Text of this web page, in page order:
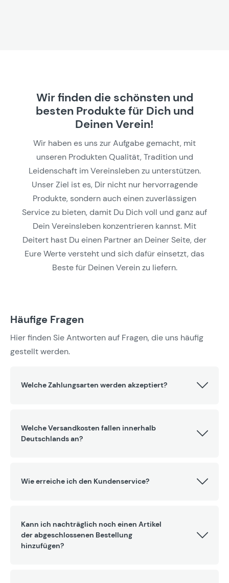
Wir finden die schönsten und
besten Produkte für Dich und
Deinen Verein!
Wir haben es uns zur Aufgabe gemacht, mit
unseren Produkten Qualität, Tradition und
Leidenschaft im Vereinsleben zu unterstützen.
Unser Ziel ist es, Dir nicht nur hervorragende
Produkte, sondern auch einen zuverlässigen
Service zu bieten, damit Du Dich voll und ganz auf
Dein Vereinsleben konzentrieren kannst. Mit
Deitert hast Du einen Partner an Deiner Seite, der
Eure Werte versteht und sich dafür einsetzt, das
Beste für Deinen Verein zu liefern.
Häufige Fragen
Hier finden Sie Antworten auf Fragen, die uns häufig
gestellt werden.
Welche Zahlungsarten werden akzeptiert?
Welche Versandkosten fallen innerhalb
Deutschlands an?
Wie erreiche ich den Kundenservice?
Kann ich nachträglich noch einen Artikel
der abgeschlossenen Bestellung
hinzufügen?